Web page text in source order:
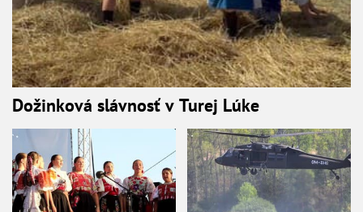
Dožinková slávnosť v Turej Lúke